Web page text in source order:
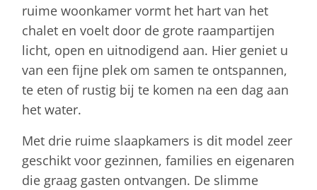
ruime woonkamer vormt het hart van het
chalet en voelt door de grote raampartijen
licht, open en uitnodigend aan. Hier geniet u
van een fijne plek om samen te ontspannen,
te eten of rustig bij te komen na een dag aan
het water.
Met drie ruime slaapkamers is dit model zeer
geschikt voor gezinnen, families en eigenaren
die graag gasten ontvangen. De slimme